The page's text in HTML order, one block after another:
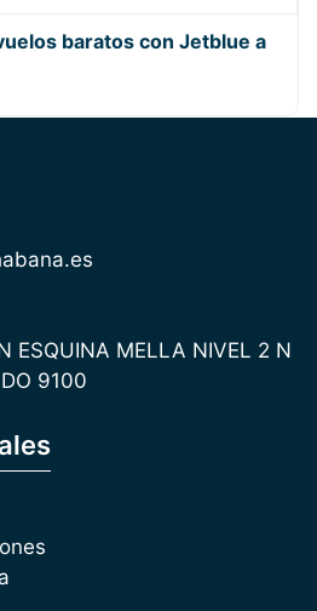
baratos con Jetblue a
ESQUINA MELLA NIVEL 2 N
9100